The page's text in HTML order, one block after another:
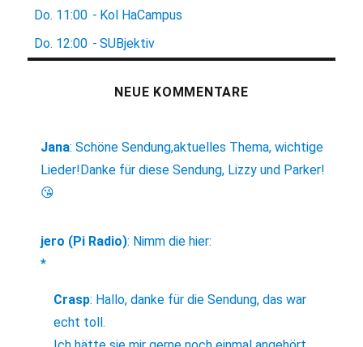
Do. 11:00 - Kol HaCampus
Do. 12:00 - SUBjektiv
NEUE KOMMENTARE
Jana:Schöne Sendung,aktuelles Thema, wichtige
Lieder!Danke für diese Sendung, Lizzy und Parker!
😘
jero (Pi Radio): Nimm die hier:
*
Crasp: Hallo, danke für die Sendung, das war
echt toll.